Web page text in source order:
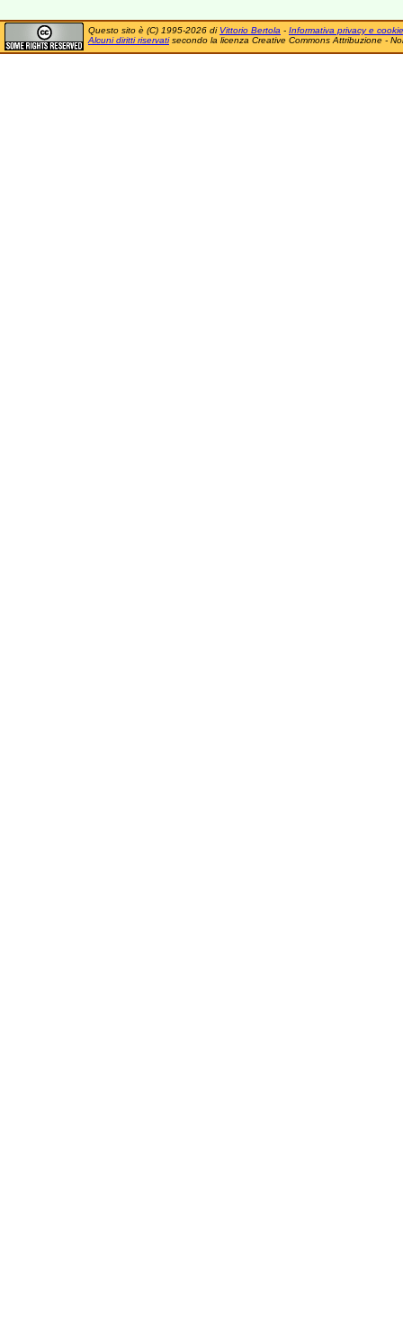
Questo sito è (C) 1995-2026 di Vittorio Bertola - Informativa privacy e cookie
Alcuni diritti riservatisecondo la licenza Creative Commons Attribuzione -